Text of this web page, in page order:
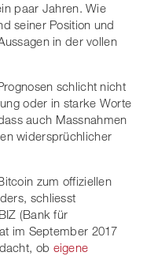
paar Jahren. Wie
seiner Position und
in der vollen
schlicht nicht
oder in starke Worte
auch Massnahmen
widersprüchlicher
zum offiziellen
schliesst
(Bank für
im September 2017
ob eigene